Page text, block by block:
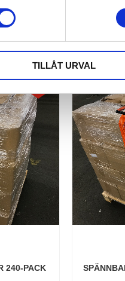
TILLÅT URVAL
240-PACK